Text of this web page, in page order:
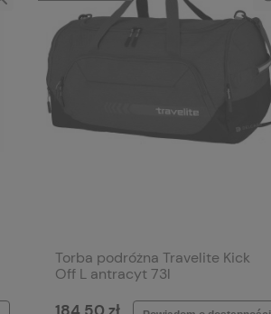
Torba podróżna Travelite Kick
Off L antracyt 73l